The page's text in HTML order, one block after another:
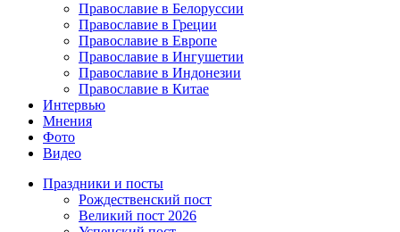
Православие в Белоруссии
Православие в Греции
Православие в Европе
Православие в Ингушетии
Православие в Индонезии
Православие в Китае
Интервью
Мнения
Фото
Видео
Праздники и посты
Рождественский пост
Великий пост 2026